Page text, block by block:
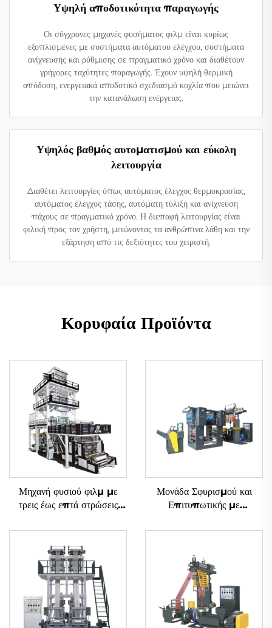
Υψηλή αποδοτικότητα παραγωγής
Οι σύγχρονες μηχανές φυσήματος φιλμ είναι κυρίως
εξοπλισμένες με συστήματα αυτόματου ελέγχου, συστήματα
ανίχνευσης και ρύθμισης σε πραγματικό χρόνο και διαθέτουν
γρήγορες ταχύτητες παραγωγής. Έχουν υψηλή θερμική
απόδοση, ενεργειακά αποδοτικό σχεδιασμό κοχλία που μειώνει
την κατανάλωση ενέργειας.
Υψηλός βαθμός αυτοματισμού και εύκολη
λειτουργία
Διαθέτει λειτουργίες όπως αυτόματος έλεγχος θερμοκρασίας,
αυτόματος έλεγχος τάσης, αυτόματη τύλιξη και ανίχνευση
πάχους σε πραγματικό χρόνο. Η διεπαφή λειτουργίας είναι
φιλική προς τον χρήστη, μειώνοντας τα ανθρώπινα λάθη και την
εξάρτηση από τις δεξιότητες του χειριστή.
Κορυφαία Προϊόντα
Μηχανή φυσιού φιλμ με
τρεις έως επτά στρώσεις
Μονάδα Σφυρισμού και
Επιτυπωτικής με